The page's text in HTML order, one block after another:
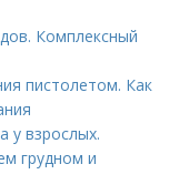
Комплексный
пистолетом. Как
у взрослых.
грудном и